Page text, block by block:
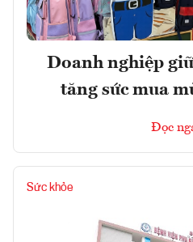
Doanh nghiệp
tăng sức mua
Đọc
Sức khỏe